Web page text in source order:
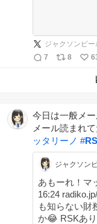
ジャクソンピ
7
8
今日は一般メ
メール読まれ
ッタリーノ #
ジャクソン
あもーれ！マ
16:24 radiko.jp/share/
も知らない財
か😂 RSKありきのス